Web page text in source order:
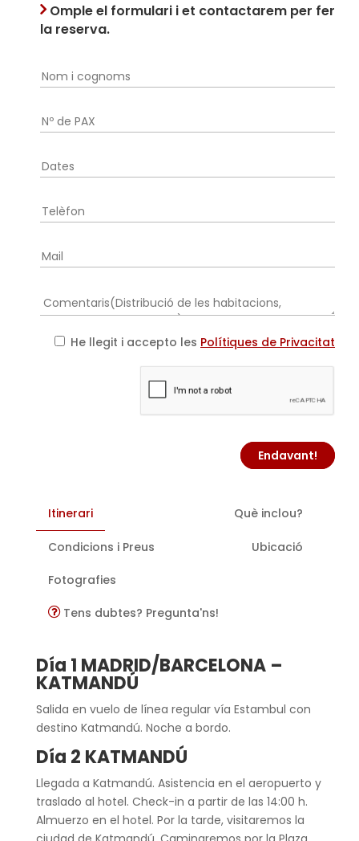
Omple el formulari i et contactarem per fer
la reserva.
He llegit i accepto les Polítiques de Privacitat
Endavant!
Itinerari Què inclou?
Condicions i Preus Ubicació
Fotografies
Tens dubtes? Pregunta'ns!
Día 1 MADRID/BARCELONA –
KATMANDÚ
Salida en vuelo de línea regular vía Estambul con
destino Katmandú. Noche a bordo.
Día 2 KATMANDÚ
Llegada a Katmandú. Asistencia en el aeropuerto y
traslado al hotel. Check-in a partir de las 14:00 h.
Almuerzo en el hotel. Por la tarde, visitaremos la